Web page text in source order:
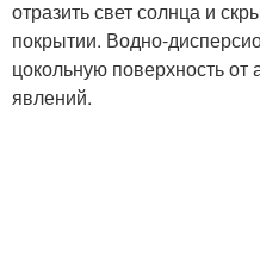
отразить свет солнца и
покрытии. Водно-
цокольную поверхность от
явлений.